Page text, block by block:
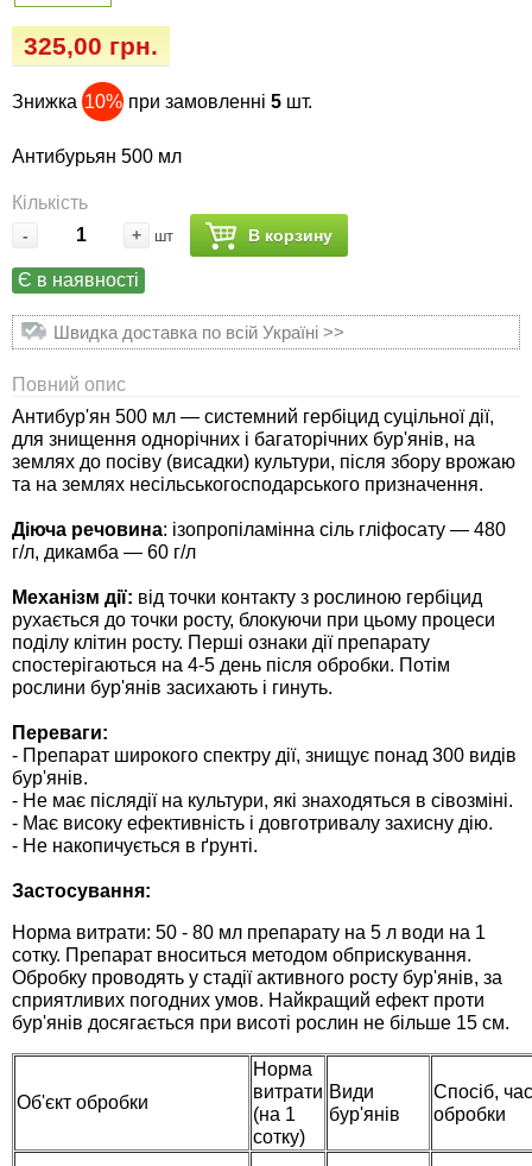
325,00 грн.
Знижка 10% при замовленні5 шт.
Антибурьян 500 мл
Кількість
- + шт В корзину
Є в наявності
Швидка доставка по всій Україні >>
Повний опис
Антибур'ян 500 мл — системний гербіцид суцільної дії,
для знищення однорічних і багаторічних бур'янів, на
землях до посіву (висадки) культури, після збору врожаю
та на землях несільськогосподарського призначення.
Діюча речовина: ізопропіламінна сіль гліфосату — 480
г/л, дикамба — 60 г/л
Механізм дії: від точки контакту з рослиною гербіцид
рухається до точки росту, блокуючи при цьому процеси
поділу клітин росту. Перші ознаки дії препарату
спостерігаються на 4-5 день після обробки. Потім
рослини бур'янів засихають і гинуть.
Переваги:
- Препарат широкого спектру дії, знищує понад 300 видів
бур'янів.
- Не має післядії на культури, які знаходяться в сівозміні.
- Має високу ефективність і довготривалу захисну дію.
- Не накопичується в ґрунті.
Застосування:
Норма витрати: 50 - 80 мл препарату на 5 л води на 1
сотку. Препарат вноситься методом обприскування.
Обробку проводять у стадії активного росту бур'янів, за
сприятливих погодних умов. Найкращий ефект проти
бур'янів досягається при висоті рослин не більше 15 см.
Об'єкт обробки
Норма
витрати
(на 1
сотку)
Види
бур'янів
Спосіб, час
обробки
Семена перца
Семена петрушки
Семена редиса
Семена свеклы
Семена сельдерея
Семена сидератов
Семена табака
Семена томатов
Семена газонной травы
Семена тыквы, патиссона
Семена укропа
Семена цветов
Семена шпината
Семена щавеля
Элитные семена в банках
Удобрения «Сударушка», «Рязаночка»
Удобрения «Чистый лист» кристаллические
100 г
300 г
Удобрения «Чистый лист» в палочках
Удобрения «Чистый лист» Успех
Опрыскиватели
Горшки для цветов, кашпо
Тенты
клопов, блох, домашних и садовых муравьев
Средства защиты от комаров, москитов,
клещей, ос, мошек, слепней
Средства защиты от мух
Средства защиты от моли
Средства защиты от капустницы
Средства защиты от кротов
Средства защиты от грызунов
Препараты для септиков, выгребных ям и
Хозяйственные товары
Средства защиты растений
Лидеры продаж
Купить семена - хиты продаж